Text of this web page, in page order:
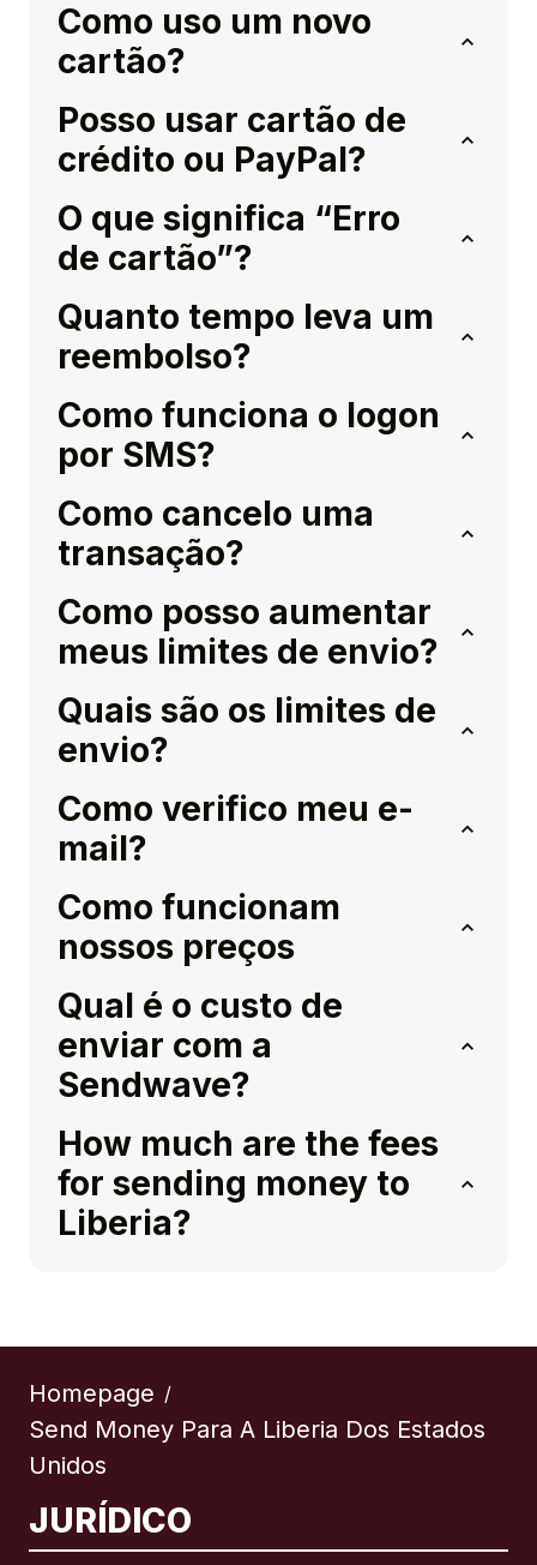
Como uso um novo
cartão?
Posso usar cartão de
crédito ou PayPal?
O que significa “Erro
de cartão”?
Quanto tempo leva um
reembolso?
Como funciona o logon
por SMS?
Como cancelo uma
transação?
Como posso aumentar
meus limites de envio?
Quais são os limites de
envio?
Como verifico meu e-
mail?
Como funcionam
nossos preços
Qual é o custo de
enviar com a
Sendwave?
How much are the fees
for sending money to
Liberia?
Homepage /
Send Money Para A Liberia Dos Estados
Unidos
JURÍDICO